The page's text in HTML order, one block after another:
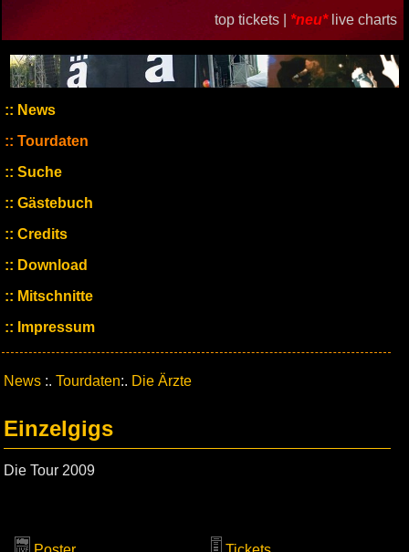
top tickets | *neu* live charts
News
Tourdaten
Suche
Gästebuch
Credits
Download
Mitschnitte
Impressum
News :. Tourdaten:. Die Ärzte
Einzelgigs
Die Tour 2009